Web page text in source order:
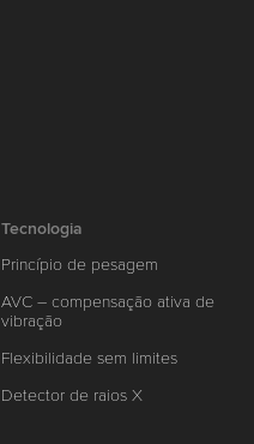
Tecnologia
Princípio de pesagem
AVC – compensação ativa de
vibração
Flexibilidade sem limites
Detector de raios X